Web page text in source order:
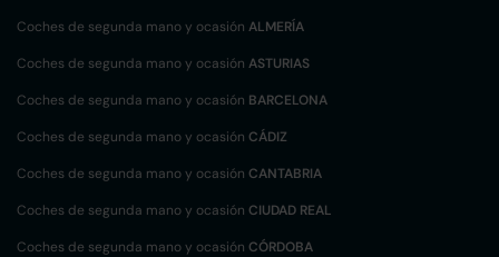
Coches de segunda mano y ocasión ALMERÍA
Coches de segunda mano y ocasión ASTURIAS
Coches de segunda mano y ocasión BARCELONA
Coches de segunda mano y ocasión CÁDIZ
Coches de segunda mano y ocasión CANTABRIA
Coches de segunda mano y ocasión CIUDAD REAL
Coches de segunda mano y ocasión CÓRDOBA